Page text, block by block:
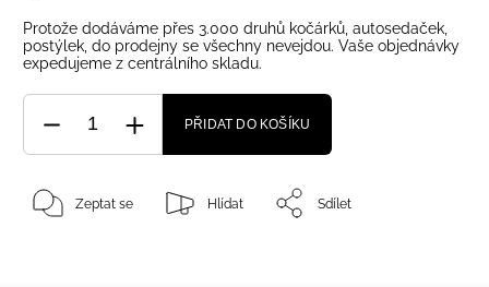
Protože dodáváme přes 3.000 druhů kočárků, autosedaček,
postýlek, do prodejny se všechny nevejdou. Vaše objednávky
expedujeme z centrálního skladu.
PŘIDAT DO KOŠÍKU
Zeptat se Hlídat Sdílet